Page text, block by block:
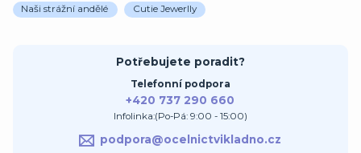
Naši strážní andělé Cutie Jewerlly
Potřebujete poradit?
Telefonní podpora
+420 737 290 660
Infolinka:(Po-Pá: 9:00 - 15:00)
podpora@ocelnictvikladno.cz